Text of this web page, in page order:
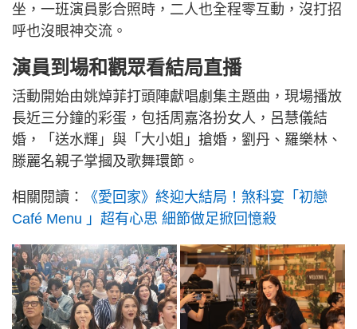
坐，一班演員影合照時，二人也全程零互動，沒打招
呼也沒眼神交流。
演員到場和觀眾看結局直播
活動開始由姚焯菲打頭陣獻唱劇集主題曲，現場播放
長近三分鐘的彩蛋，包括周嘉洛扮女人，呂慧儀結
婚，「送水輝」與「大小姐」搶婚，劉丹、羅樂林、
滕麗名親子掌摑及歌舞環節。
相關閱讀：
《愛回家》終迎大結局！煞科宴「初戀
Café Menu 」超有心思 細節做足掀回憶殺